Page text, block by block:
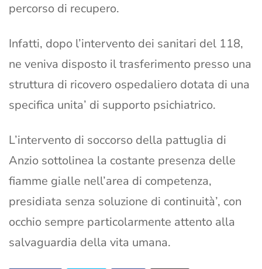
percorso di recupero.
Infatti, dopo l’intervento dei sanitari del 118,
ne veniva disposto il trasferimento presso una
struttura di ricovero ospedaliero dotata di una
specifica unita’ di supporto psichiatrico.
L’intervento di soccorso della pattuglia di
Anzio sottolinea la costante presenza delle
fiamme gialle nell’area di competenza,
presidiata senza soluzione di continuità’, con
occhio sempre particolarmente attento alla
salvaguardia della vita umana.